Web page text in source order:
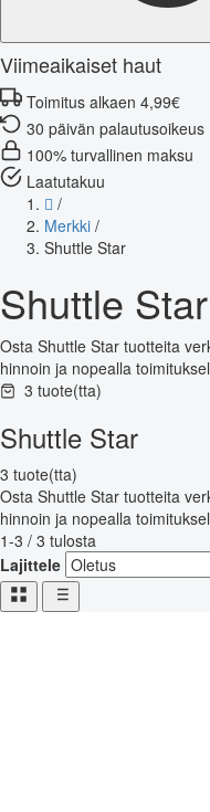
Viimeaikaiset haut
Toimitus alkaen 4,99€
30 päivän palautusoikeus
100% turvallinen maksu
Laatutakuu
/
Merkki /
Shuttle Star
Shuttle Star
Osta Shuttle Star tuotteita
hinnoin ja nopealla
3 tuote(tta)
Shuttle Star
3 tuote(tta)
Osta Shuttle Star tuotteita
hinnoin ja nopealla
1-3 / 3 tulosta
Lajittele